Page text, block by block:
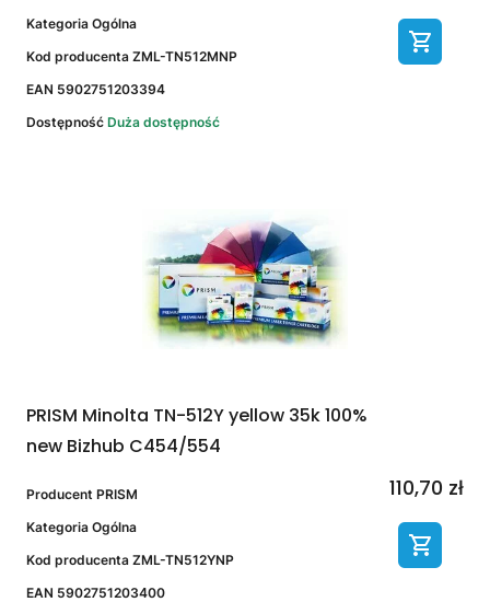
Kategoria Ogólna
Kod producenta ZML-TN512MNP
EAN 5902751203394
Dostępność Duża dostępność
PRISM Minolta TN-512Y yellow 35k 100%
new Bizhub C454/554
Producent PRISM
Kategoria Ogólna
Kod producenta ZML-TN512YNP
EAN 5902751203400
110,70 zł